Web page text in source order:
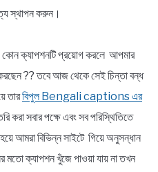
স্থাপন করুন।
কোন ক্যাপশনটি প্রয়োগ করলে আপমার
করছেন ?? তবে আজ থেকে সেই চিন্তা বন্ধ
তারবিপুল Bengali captions এর
সবার পক্ষে এবং সব পরিস্থিতিতে
আমরা বিভিন্ন সাইটে গিয়ে অনুসন্ধান
মতো ক্যাপশন খুঁজে পাওয়া যায় না তখন